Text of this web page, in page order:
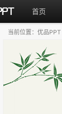
首页
当前位置： 优品PPT